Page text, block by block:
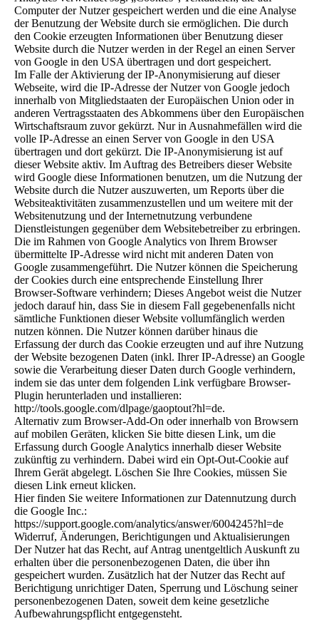
Computer der Nutzer gespeichert werden und die eine Analyse
der Benutzung der Website durch sie ermöglichen. Die durch
den Cookie erzeugten Informationen über Benutzung dieser
Website durch die Nutzer werden in der Regel an einen Server
von Google in den USA übertragen und dort gespeichert.
Im Falle der Aktivierung der IP-Anonymisierung auf dieser
Webseite, wird die IP-Adresse der Nutzer von Google jedoch
innerhalb von Mitgliedstaaten der Europäischen Union oder in
anderen Vertragsstaaten des Abkommens über den Europäischen
Wirtschaftsraum zuvor gekürzt. Nur in Ausnahmefällen wird die
volle IP-Adresse an einen Server von Google in den USA
übertragen und dort gekürzt. Die IP-Anonymisierung ist auf
dieser Website aktiv. Im Auftrag des Betreibers dieser Website
wird Google diese Informationen benutzen, um die Nutzung der
Website durch die Nutzer auszuwerten, um Reports über die
Websiteaktivitäten zusammenzustellen und um weitere mit der
Websitenutzung und der Internetnutzung verbundene
Dienstleistungen gegenüber dem Websitebetreiber zu erbringen.
Die im Rahmen von Google Analytics von Ihrem Browser
übermittelte IP-Adresse wird nicht mit anderen Daten von
Google zusammengeführt. Die Nutzer können die Speicherung
der Cookies durch eine entsprechende Einstellung Ihrer
Browser-Software verhindern; Dieses Angebot weist die Nutzer
jedoch darauf hin, dass Sie in diesem Fall gegebenenfalls nicht
sämtliche Funktionen dieser Website vollumfänglich werden
nutzen können. Die Nutzer können darüber hinaus die
Erfassung der durch das Cookie erzeugten und auf ihre Nutzung
der Website bezogenen Daten (inkl. Ihrer IP-Adresse) an Google
sowie die Verarbeitung dieser Daten durch Google verhindern,
indem sie das unter dem folgenden Link verfügbare Browser-
Plugin herunterladen und installieren:
http://tools.google.com/dlpage/gaoptout?hl=de.
Alternativ zum Browser-Add-On oder innerhalb von Browsern
auf mobilen Geräten, klicken Sie bitte diesen Link, um die
Erfassung durch Google Analytics innerhalb dieser Website
zukünftig zu verhindern. Dabei wird ein Opt-Out-Cookie auf
Ihrem Gerät abgelegt. Löschen Sie Ihre Cookies, müssen Sie
diesen Link erneut klicken.
Hier finden Sie weitere Informationen zur Datennutzung durch
die Google Inc.:
https://support.google.com/analytics/answer/6004245?hl=de
Widerruf, Änderungen, Berichtigungen und Aktualisierungen
Der Nutzer hat das Recht, auf Antrag unentgeltlich Auskunft zu
erhalten über die personenbezogenen Daten, die über ihn
gespeichert wurden. Zusätzlich hat der Nutzer das Recht auf
Berichtigung unrichtiger Daten, Sperrung und Löschung seiner
personenbezogenen Daten, soweit dem keine gesetzliche
Aufbewahrungspflicht entgegensteht.